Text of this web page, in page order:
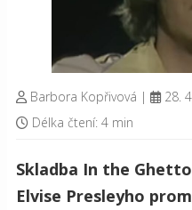
Barbora Kopřivová | 28.
Délka čtení: 4 min
Skladba In the
Elvise Presleyho